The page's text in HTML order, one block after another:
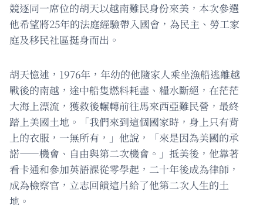
競逐同一席位的胡天以越南難民身份來美，本次參選
他希望將25年的法庭經驗帶入國會，為民主、勞工家
庭及移民社區挺身而出。
胡天憶述，1976年，年幼的他隨家人乘坐漁船逃離越
戰後的南越，途中船隻燃料耗盡、糧水斷絕，在茫茫
大海上漂流，獲救後輾轉前往馬來西亞難民營，最終
踏上美國土地。「我們來到這個國家時，身上只有背
上的衣服，一無所有，」他說，「來是因為美國的承
諾——機會、自由與第二次機會。」抵美後，他靠著
看卡通和參加英語課從零學起，二十年後成為律師，
成為檢察官，立志回饋這片給了他第二次人生的土
地。